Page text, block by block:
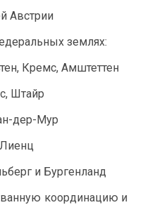
Австрии
землях:
Кремс, Амштеттен
Штайр
дер-Мур
и Бургенланд
координацию и